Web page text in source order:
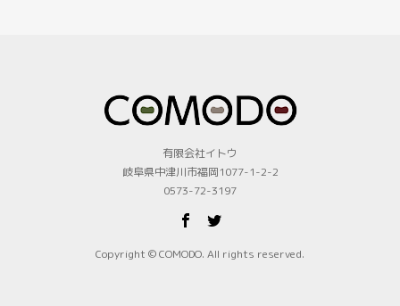
有限会社イトウ
岐阜県中津川市福岡1077-1-2-2
0573-72-3197
Copyright © COMODO. All rights reserved.